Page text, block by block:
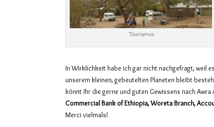
Tourismus
In Wirklichkeit habe ich gar nicht nachgefragt, weil
unserem kleinen, gebeutelten Planeten bleibt
könnt Ihr die gerne und guten Gewissens nach Awra
Commercial Bank of Ethiopia, Woreta Branch,
Merci vielmals!